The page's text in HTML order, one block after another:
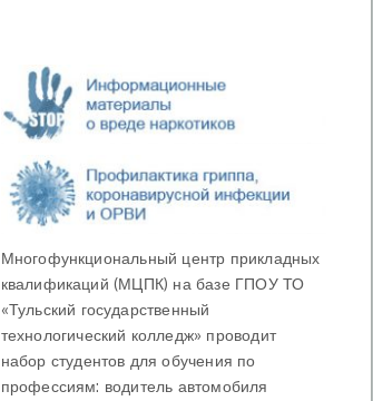
Многофункциональный центр прикладных
квалификаций (МЦПК) на базе ГПОУ ТО
«Тульский государственный
технологический колледж» проводит
набор студентов для обучения по
профессиям: водитель автомобиля